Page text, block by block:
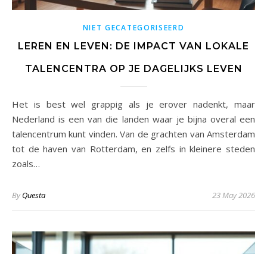
NIET GECATEGORISEERD
LEREN EN LEVEN: DE IMPACT VAN LOKALE
TALENCENTRA OP JE DAGELIJKS LEVEN
Het is best wel grappig als je erover nadenkt, maar
Nederland is een van die landen waar je bijna overal een
talencentrum kunt vinden. Van de grachten van Amsterdam
tot de haven van Rotterdam, en zelfs in kleinere steden
zoals…
ByQuesta 23 May 2026